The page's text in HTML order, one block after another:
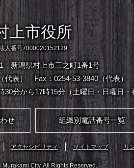
上市役所
人番号7000020152129
新潟県村上市三之町1番1号
代表）
Fax：0254-53-3840（代表）
分から17時15分（土曜日・日曜日・
せ 組織別電話番号一覧
アクセシビリティ サイトマップ リ
City. All Rights Reserved.